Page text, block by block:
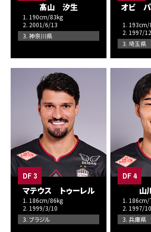
髙山 汐生
1. 190cm/83kg
2. 2001/6/13
3. 神奈川県
オビ
1. 193cm/
2. 1997/
3. 埼玉県
DF 3
マテウス トゥーレル
1. 186cm/86kg
2. 1999/3/10
3. ブラジル
DF 4
山
1. 186cm/
2. 1997/
3. 兵庫県